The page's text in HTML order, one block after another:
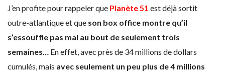
J’en profite pour rappeler que Planète 51 est déjà sortit
outre-atlantique et que son box office montre qu’il
s’essouffle pas mal au bout de seulement trois
semaines… En effet, avec près de 34 millions de dollars
cumulés, mais avec seulement un peu plus de 4 millions